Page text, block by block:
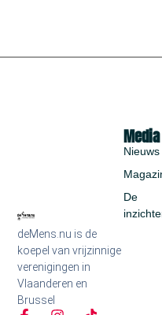
deMens.nu is de
koepel van vrijzinnige
verenigingen in
Vlaanderen en
Brussel
Media
Nieuws
De